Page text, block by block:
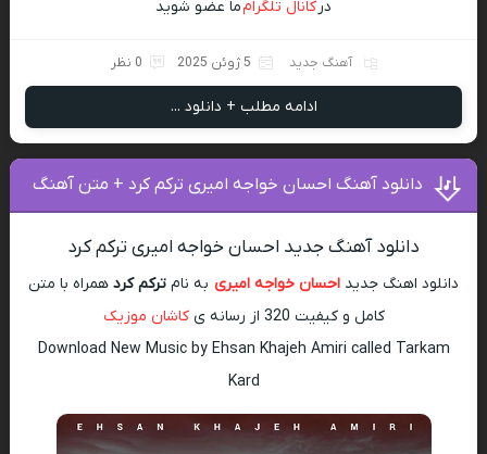
درکانال تلگرامما عضو شوید
آهنگ جدید 5 ژوئن 2025 0 نظر
ادامه مطلب + دانلود ...
دانلود آهنگ احسان خواجه امیری ترکم کرد + متن آهنگ
دانلود آهنگ جدید احسان خواجه امیری ترکم کرد
دانلود اهنگ جدید احسان خواجه امیری به نام ترکم کرد همراه با متن
کامل و کیفیت 320 از رسانه ی
کاشان موزیک
Download New Music by Ehsan Khajeh Amiri called Tarkam
Kard